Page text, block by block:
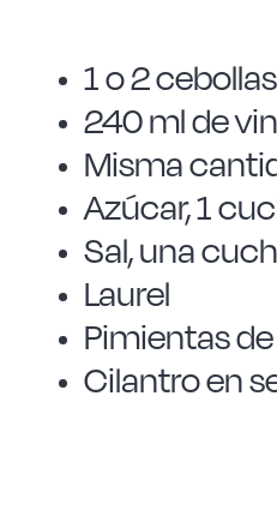
1 o 2
240 ml de
Misma
Azúcar, 1
Sal, una
Laurel
Pimientas
Cilantro en